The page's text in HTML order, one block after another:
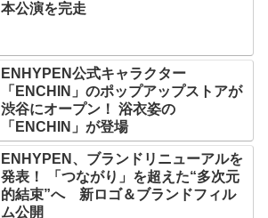
本公演を完走
ENHYPEN公式キャラクター
「ENCHIN」のポップアップストアが
渋谷にオープン！ 浴衣姿の
「ENCHIN」が登場
ENHYPEN、ブランドリニューアルを
発表！ 「つながり」を超えた“多次元
的結束”へ 新ロゴ＆ブランドフィル
ム公開